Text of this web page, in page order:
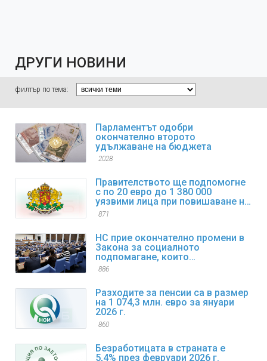
ДРУГИ НОВИНИ
филтър по тема:
Парламентът одобри
окончателно второто
удължаване на бюджета
2028
Правителството ще подпомогне
с по 20 евро до 1 380 000
уязвими лица при повишаване на
цените на горивата
871
НС прие окончателно промени в
Закона за социалното
подпомагане, които
регламентират коледните и
886
Разходите за пенсии са в размер
на 1 074,3 млн. евро за януари
2026 г.
860
Безработицата в страната е
5,4% през февруари 2026 г.